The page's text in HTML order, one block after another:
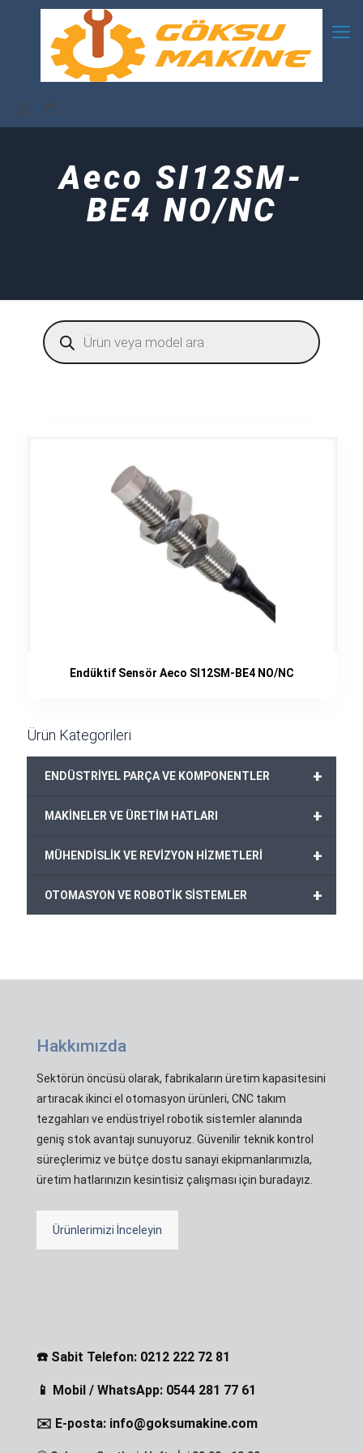
Aeco SI12SM-
BE4 NO/NC
Products
search
Endüktif Sensör Aeco SI12SM-BE4 NO/NC
Ürün Kategorileri
+
ENDÜSTRİYEL PARÇA VE KOMPONENTLER
+
MAKİNELER VE ÜRETİM HATLARI
+
MÜHENDİSLİK VE REVİZYON HİZMETLERİ
+
OTOMASYON VE ROBOTİK SİSTEMLER
Hakkımızda
Sektörün öncüsü olarak, fabrikaların üretim kapasitesini
artıracak ikinci el otomasyon ürünleri, CNC takım
tezgahları ve endüstriyel robotik sistemler alanında
geniş stok avantajı sunuyoruz. Güvenilir teknik kontrol
süreçlerimiz ve bütçe dostu sanayi ekipmanlarımızla,
üretim hatlarınızın kesintisiz çalışması için buradayız.
Ürünlerimizi İnceleyin
☎️ Sabit Telefon: 0212 222 72 81
📱 Mobil / WhatsApp: 0544 281 77 61
✉️ E-posta: info@goksumakine.com